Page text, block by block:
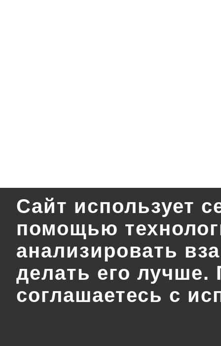
Сайт использует
помощью
анализировать
делать его
соглашаетесь с